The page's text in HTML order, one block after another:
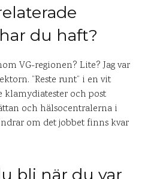
du haft?
VG-regionen? Lite? Jag var
”Reste runt” i en vit
klamydiatester och post
och hälsocentralerna i
om det jobbet finns kvar
bli när du var